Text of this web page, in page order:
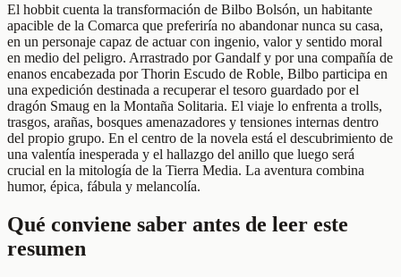
El hobbit cuenta la transformación de Bilbo Bolsón, un habitante
apacible de la Comarca que preferiría no abandonar nunca su casa,
en un personaje capaz de actuar con ingenio, valor y sentido moral
en medio del peligro. Arrastrado por Gandalf y por una compañía de
enanos encabezada por Thorin Escudo de Roble, Bilbo participa en
una expedición destinada a recuperar el tesoro guardado por el
dragón Smaug en la Montaña Solitaria. El viaje lo enfrenta a trolls,
trasgos, arañas, bosques amenazadores y tensiones internas dentro
del propio grupo. En el centro de la novela está el descubrimiento de
una valentía inesperada y el hallazgo del anillo que luego será
crucial en la mitología de la Tierra Media. La aventura combina
humor, épica, fábula y melancolía.
Qué conviene saber antes de leer este
resumen